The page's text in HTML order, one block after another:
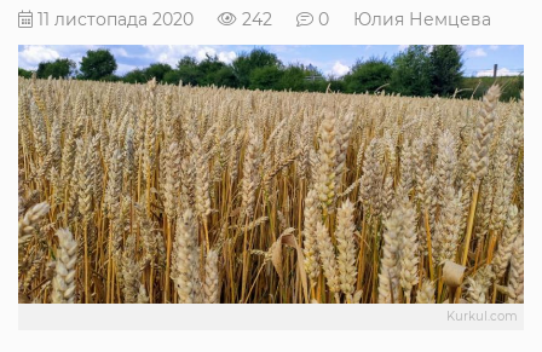
11 листопада 2020 242 0 Юлия Немцева
Kurkul.com